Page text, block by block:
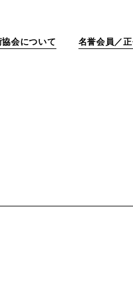
会について 名誉会員／